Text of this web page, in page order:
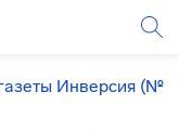
Инверсия (№